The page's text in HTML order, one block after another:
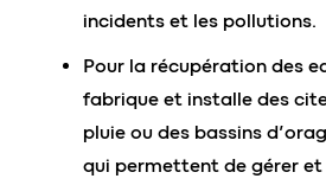
incidents et les pollutions.
Pour la récupération des
fabrique et installe des
pluie ou des bassins
qui permettent de gérer et